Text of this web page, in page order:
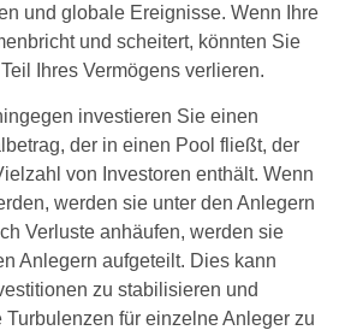
und globale Ereignisse. Wenn Ihre
und scheitert, könnten Sie
Ihres Vermögens verlieren.
investieren Sie einen
der in einen Pool fließt, der
von Investoren enthält. Wenn
werden sie unter den Anlegern
Verluste anhäufen, werden sie
Anlegern aufgeteilt. Dies kann
zu stabilisieren und
für einzelne Anleger zu